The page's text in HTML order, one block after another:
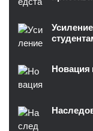
Новация